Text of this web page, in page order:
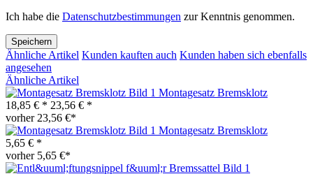
Ich habe die Datenschutzbestimmungen zur Kenntnis genommen.
Speichern
Ähnliche Artikel Kunden kauften auch Kunden haben sich ebenfalls
angesehen
Ähnliche Artikel
Montagesatz Bremsklotz
18,85 € * 23,56 € *
vorher 23,56 €*
Montagesatz Bremsklotz
5,65 € *
vorher 5,65 €*